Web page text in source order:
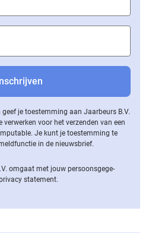
je toestemming aan Jaarbeurs B.V.
voor het verzenden van een
Je kunt je toestemming te
in de nieuwsbrief.
omgaat met jouw per­soons­ge­ge­
statement.